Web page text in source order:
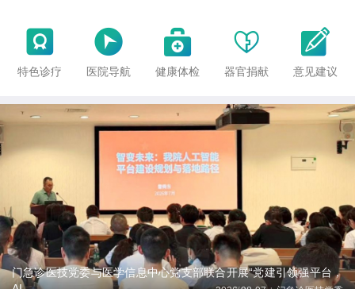

特色诊疗

医院导航

健康体检

器官捐献

意见建议
门急诊医技党委与医学信息中心党支部联合开展“党建引领强平台，